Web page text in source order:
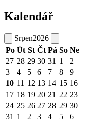
Kalendář
Srpen2026
Po Út St Čt Pá So Ne
27 28 29 30 31 1
2
3
4 5 6 7 8
9
10 11 12 13 14 15 16
17 18 19 20 21 22 23
24 25 26 27 28 29 30
31 1 2 3 4 5 6